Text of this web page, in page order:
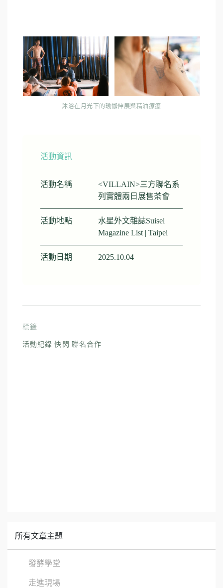
沐浴在月光下的瑜伽伸展與精油療癒
活動資訊
活動名稱
<VILLAIN>三方聯名系
列實體兩日展售茶會
活動地點
水星外文雜誌Suisei
Magazine List | Taipei
活動日期 2025.10.04
標籤
活動紀錄 快閃 聯名合作
所有文章主題
發酵學堂
走進現場